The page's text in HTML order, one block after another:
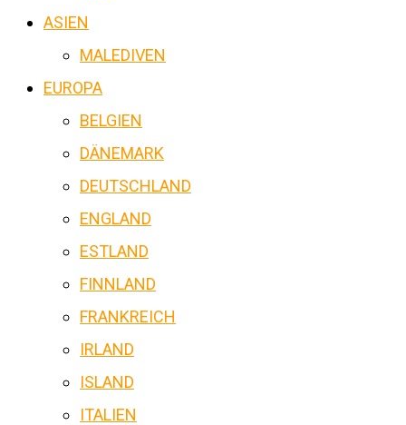
ASIEN
MALEDIVEN
EUROPA
BELGIEN
DÄNEMARK
DEUTSCHLAND
ENGLAND
ESTLAND
FINNLAND
FRANKREICH
IRLAND
ISLAND
ITALIEN